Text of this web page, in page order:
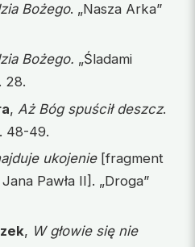
Bożego. „Nasza Arka”
Bożego. „Śladami
28.
, Aż Bóg spuścił deszcz.
48-49.
ukojenie[fragment
Pawła II]. „Droga”
, W głowie się nie